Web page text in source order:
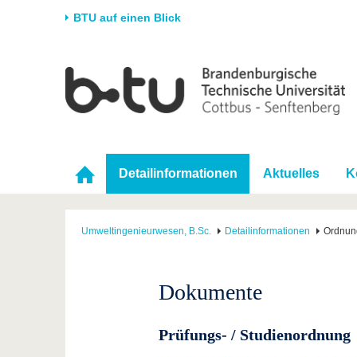
BTU auf einen Blick
Universität
Karriere & Engagement
Partnerschaften &
Strukturwandel
Forschung
Förderung
Wissenschaftlicher
Nachwuchs
Im
Detailinformationen Aktuelles
Umweltingenieurwesen, B.Sc. Detailinformationen
Dokumente
Prüfungs- / Studienordnung